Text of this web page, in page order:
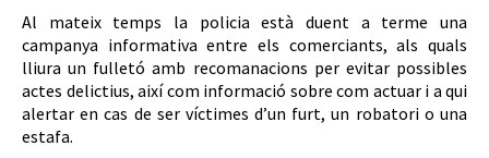
Al mateix temps la policia està duent a terme una
campanya informativa entre els comerciants, als quals
lliura un fulletó amb recomanacions per evitar possibles
actes delictius, així com informació sobre com actuar i a qui
alertar en cas de ser víctimes d’un furt, un robatori o una
estafa.